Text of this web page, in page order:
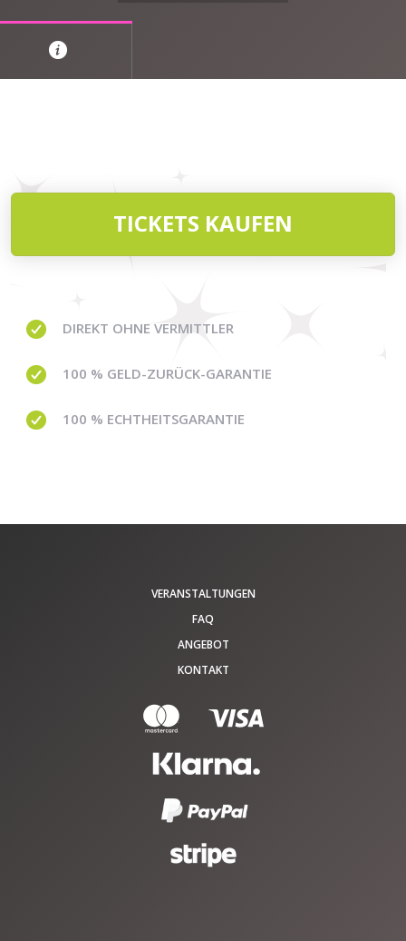
TICKETS KAUFEN
DIREKT OHNE VERMITTLER
100 % GELD-ZURÜCK-GARANTIE
100 % ECHTHEITSGARANTIE
VERANSTALTUNGEN
FAQ
ANGEBOT
KONTAKT